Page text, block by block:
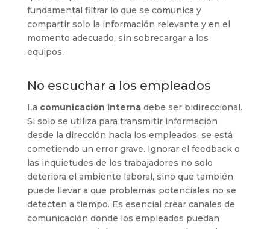
fundamental filtrar lo que se comunica y
compartir solo la información relevante y en el
momento adecuado, sin sobrecargar a los
equipos.
No escuchar a los empleados
La comunicación internadebe ser bidireccional.
Si solo se utiliza para transmitir información
desde la dirección hacia los empleados, se está
cometiendo un error grave. Ignorar el feedback o
las inquietudes de los trabajadores no solo
deteriora el ambiente laboral, sino que también
puede llevar a que problemas potenciales no se
detecten a tiempo. Es esencial crear canales de
comunicación donde los empleados puedan